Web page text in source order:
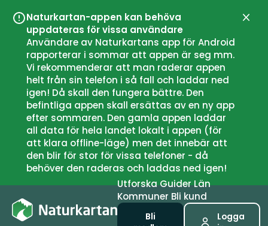
Naturkartan-appen kan behöva
uppdateras för vissa användare
Användare av Naturkartans app för Android
rapporterar i sommar att appen är seg mm.
Vi rekommenderar att man raderar appen
helt från sin telefon i så fall och laddar ned
igen! Då skall den fungera bättre. Den
befintliga appen skall ersättas av en ny app
efter sommaren. Den gamla appen laddar
all data för hela landet lokalt i appen (för
att klara offline-läge) men det innebär att
den blir för stor för vissa telefoner - då
behöver den raderas och laddas ned igen!
UtforskaGuiderLän
Kommuner Bli kund
Bli
Logga